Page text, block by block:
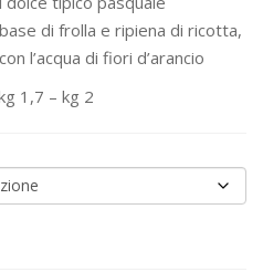
di frolla e ripiena di ricotta,
l’acqua di fiori d’arancio
1,7 – kg 2